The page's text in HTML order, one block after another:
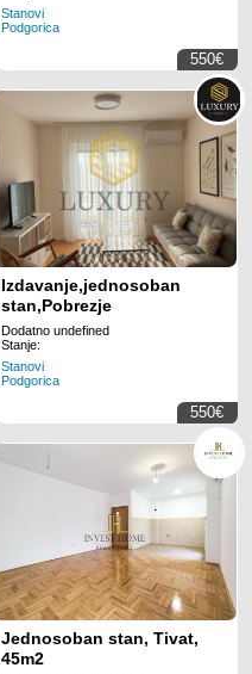
Stanovi
Podgorica
550€
Izdavanje,jednosoban
stan,Pobrezje
Dodatno undefined
Stanje:
Stanovi
Podgorica
550€
Jednosoban stan, Tivat,
45m2